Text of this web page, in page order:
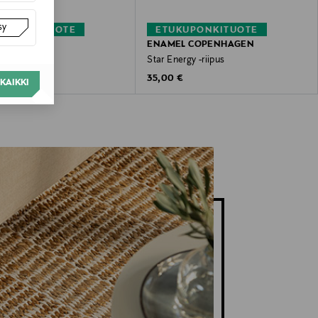
ETUKUPONKITUOTE
ENAMEL COPENHAGEN
Star Energy -riipus
Original Price
35,00 €